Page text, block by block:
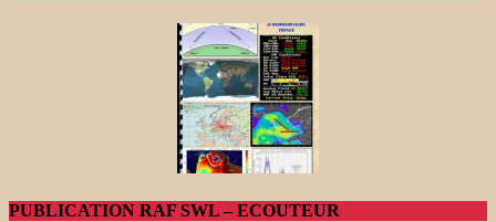
PUBLICATION RAF SWL – ECOUTEUR